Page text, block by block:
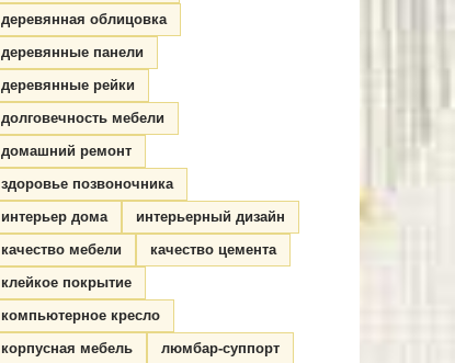
деревянная облицовка
деревянные панели
деревянные рейки
долговечность мебели
домашний ремонт
здоровье позвоночника
интерьер дома
интерьерный дизайн
качество мебели
качество цемента
клейкое покрытие
компьютерное кресло
корпусная мебель
люмбар-суппорт